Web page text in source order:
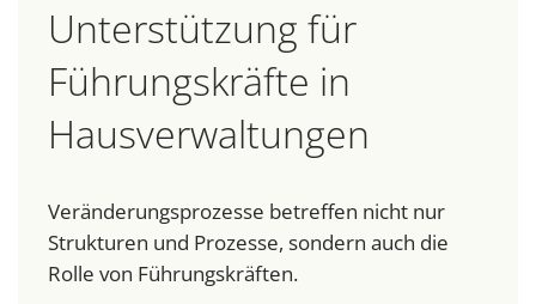
Unterstützung für
Führungskräfte in
Hausverwaltungen
Veränderungsprozesse betreffen nicht nur
Strukturen und Prozesse, sondern auch die
Rolle von Führungskräften.